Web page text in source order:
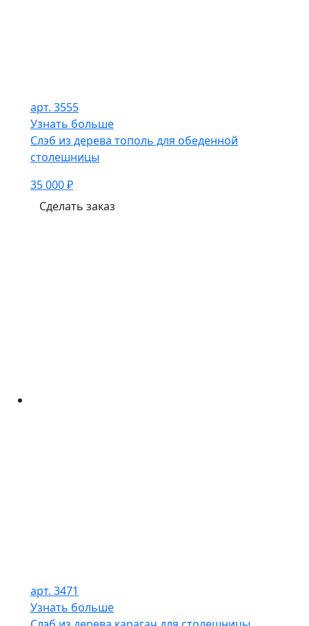
арт. 3555
Узнать больше
Слэб из дерева тополь для обеденной
столешницы
35 000 ₽
Сделать заказ
арт. 3471
Узнать больше